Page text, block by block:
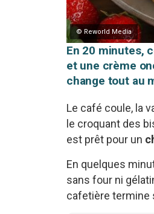
© Reworld Media
En 20 minutes,
et une crème
change tout au
Le café coule, la
le croquant des
est prêt pour un
En quelques
sans four ni
cafetière termine